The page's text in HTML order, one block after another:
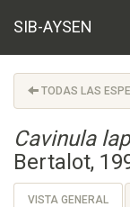
SIB-AYSEN
TODAS LAS
Cavinula
Bertalot,
VISTA GENERAL